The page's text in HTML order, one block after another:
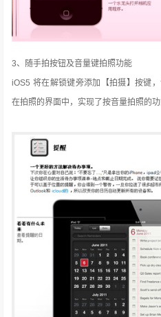
3、随手拍按钮及音量键拍照功能
iOS5 将在解锁键旁添加【拍摄】按键
在拍照的界面中，实现了按音量拍照的功